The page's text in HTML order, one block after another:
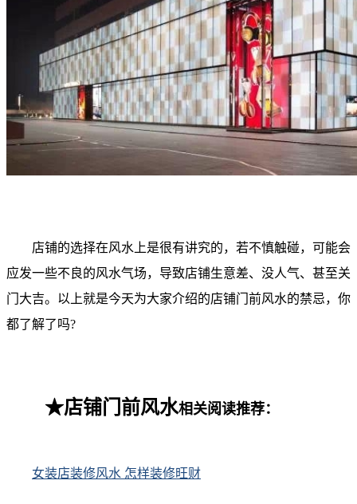
店铺的选择在风水上是很有讲究的，若不慎触碰，可能会
应发一些不良的风水气场，导致店铺生意差、没人气、甚至关
门大吉。以上就是今天为大家介绍的店铺门前风水的禁忌，你
都了解了吗?
★店铺门前风水相关阅读推荐：
女装店装修风水 怎样装修旺财